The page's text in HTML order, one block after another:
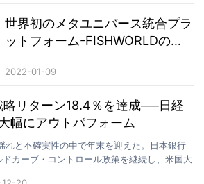
世界初のメタユニバース統合プラ
ットフォーム-FISHWORLDの新
2022-01-09
略リターン18.4％を達成──日経
幅にアウトパフォーム
れと不確実性の中で年末を迎えた。日本銀行
カーブ・コントロール政策を継続し、米国大